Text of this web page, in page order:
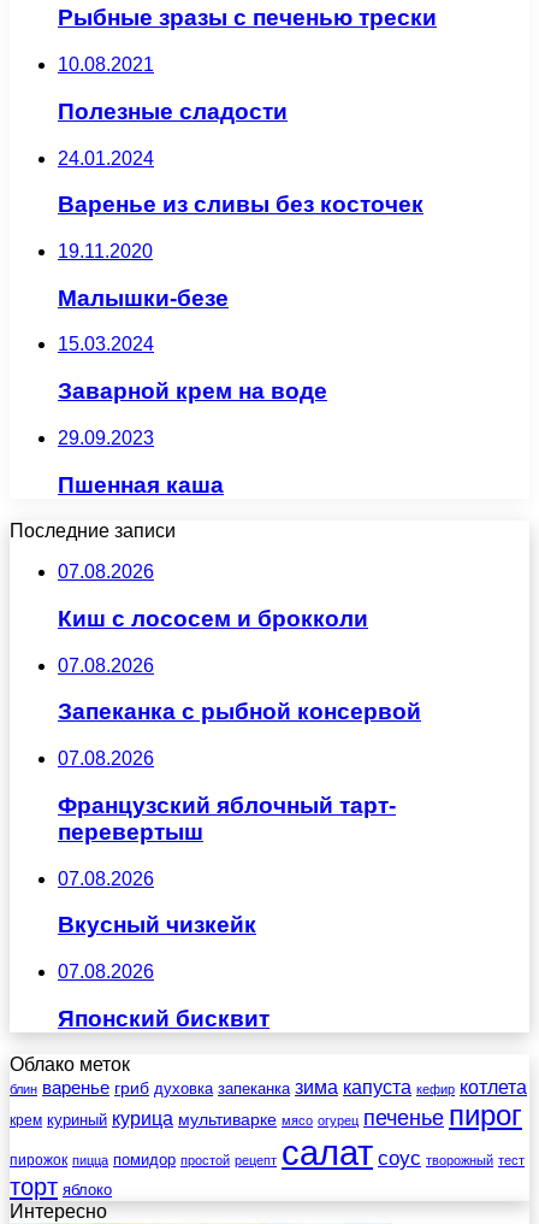
Рыбные зразы с печенью трески
10.08.2021
Полезные сладости
24.01.2024
Варенье из сливы без косточек
19.11.2020
Малышки-безе
15.03.2024
Заварной крем на воде
29.09.2023
Пшенная каша
Последние записи
07.08.2026
Киш с лососем и брокколи
07.08.2026
Запеканка с рыбной консервой
07.08.2026
Французский яблочный тарт-
перевертыш
07.08.2026
Вкусный чизкейк
07.08.2026
Японский бисквит
Облако меток
блин варенье гриб духовка запеканка зима капуста кефир котлета
крем куриный курица мультиварке мясо огурец печенье пирог
пирожок пицца помидор простой рецепт салат соус творожный тест
торт яблоко
Интересно